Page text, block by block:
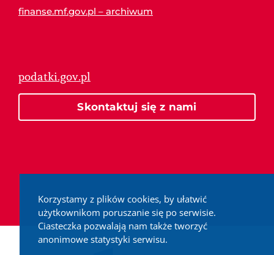
Korzystamy z plików cookies, by ułatwić
użytkownikom poruszanie się po serwisie.
Ciasteczka pozwalają nam także tworzyć
anonimowe statystyki serwisu.
finanse.mf.gov.pl – archiwum
podatki.gov.pl
Skontaktuj się z nami